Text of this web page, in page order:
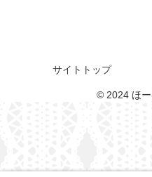
サイトトップ
© 2024 ほー